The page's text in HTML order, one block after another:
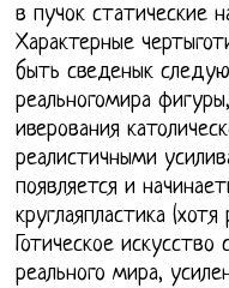
в пучок статические
Характерные
быть сведенык
реальногомира
иверования
реалистичными
появляется и
круглаяпластика
Готическое
реального мира,